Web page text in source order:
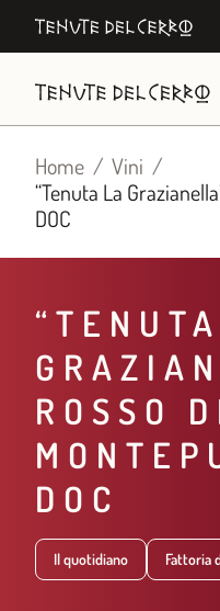
Home
Vini
“Tenuta La
DOC​
ROSSO
DOC​
Il quotidiano Fattoria